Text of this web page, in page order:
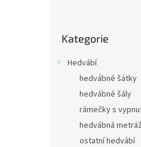
kategorie
Kategorie
Hedvábí
hedvábné šátky
hedvábné šály
rámečky s
hedvábná metráž
ostatní hedvábí